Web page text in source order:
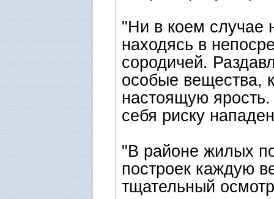
"Ни в коем случае
находясь в
сородичей.
особые вещества,
настоящую
себя риску
"В районе жилых
построек каждую
тщательный